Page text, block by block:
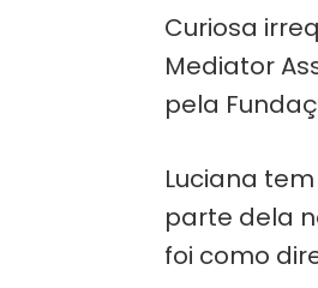
Curiosa
Mediator
pela
Luciana
parte dela
foi como